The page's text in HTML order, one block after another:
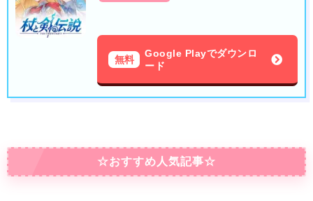
無料
Google Playでダウンロ
ード
☆おすすめ人気記事☆